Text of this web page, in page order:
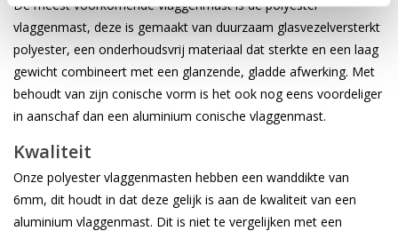
De meest voorkomende vlaggenmast is de polyester
vlaggenmast, deze is gemaakt van duurzaam glasvezelversterkt
polyester, een onderhoudsvrij materiaal dat sterkte en een laag
gewicht combineert met een glanzende, gladde afwerking. Met
behoudt van zijn conische vorm is het ook nog eens voordeliger
in aanschaf dan een aluminium conische vlaggenmast.
Kwaliteit
Onze polyester vlaggenmasten hebben een wanddikte van
6mm, dit houdt in dat deze gelijk is aan de kwaliteit van een
aluminium vlaggenmast. Dit is niet te vergelijken met een